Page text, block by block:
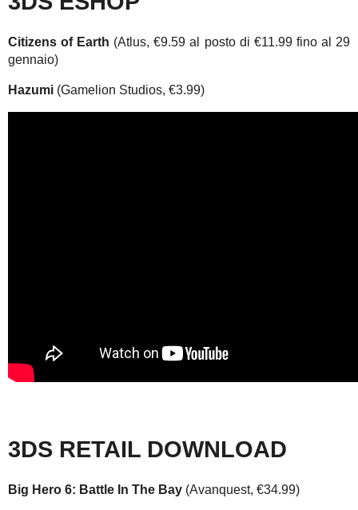
Citizens of Earth (Atlus, €9.59 al posto di €11.99 fino al 29
gennaio)
Hazumi (Gamelion Studios, €3.99)
3DS RETAIL DOWNLOAD
Big Hero 6: Battle In The Bay (Avanquest, €34.99)